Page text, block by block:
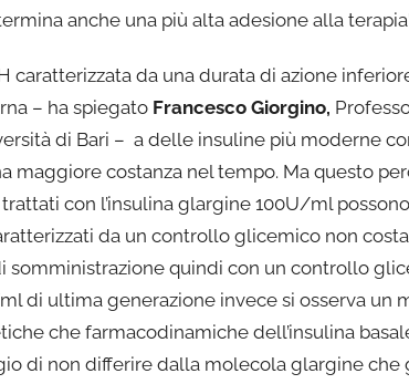
anche una più alta adesione alla
caratterizzata da una durata di azione
– ha spiegato Francesco Giorgino,
di Bari – a delle insuline più moderne
maggiore costanza nel tempo. Ma questo
con l’insulina glargine 100U/ml
da un controllo glicemico non
somministrazione quindi con un controllo
di ultima generazione invece si osserva un
che farmacodinamiche dell’insulina
di non differire dalla molecola glargine che